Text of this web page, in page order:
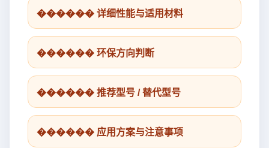
������ 详细性能与适用材料
������ 环保方向判断
������ 推荐型号 / 替代型号
������ 应用方案与注意事项